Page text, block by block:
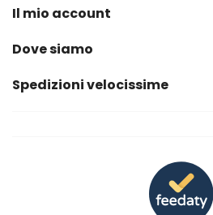
Il mio account
Dove siamo
Spedizioni velocissime